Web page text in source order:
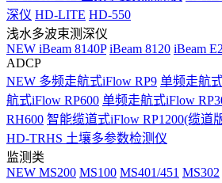
深仪 HD-LITE HD-550
浅水多波束测深仪
NEW iBeam 8140P iBeam 8120 iBeam
ADCP
NEW 多频走航式iFlow RP9 单频走航
航式iFlow RP600 单频走航式iFlow
RH600 智能缆道式iFlow RP1200(缆道
HD-TRHS 土壤多参数检测仪
监测类
NEW MS200 MS100 MS401/451 MS302